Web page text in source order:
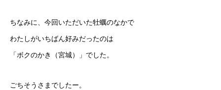
ちなみに、今回いただいた牡蠣のなかで
わたしがいちばん好みだったのは
「ボクのかき（宮城）」でした。
ごちそうさまでしたー。